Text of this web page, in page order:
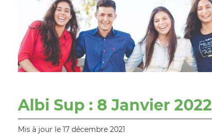
Albi Sup : 8 Janvier 2022
Mis à jour le 17 décembre 2021